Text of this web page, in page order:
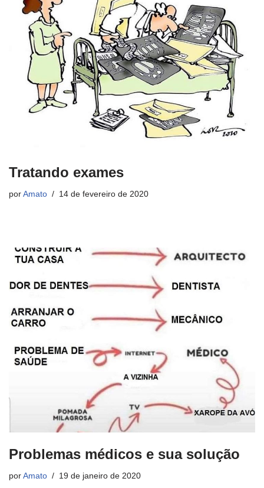
Tratando exames
por Amato 14 de fevereiro de 2020
Problemas médicos e sua solução
por Amato 19 de janeiro de 2020